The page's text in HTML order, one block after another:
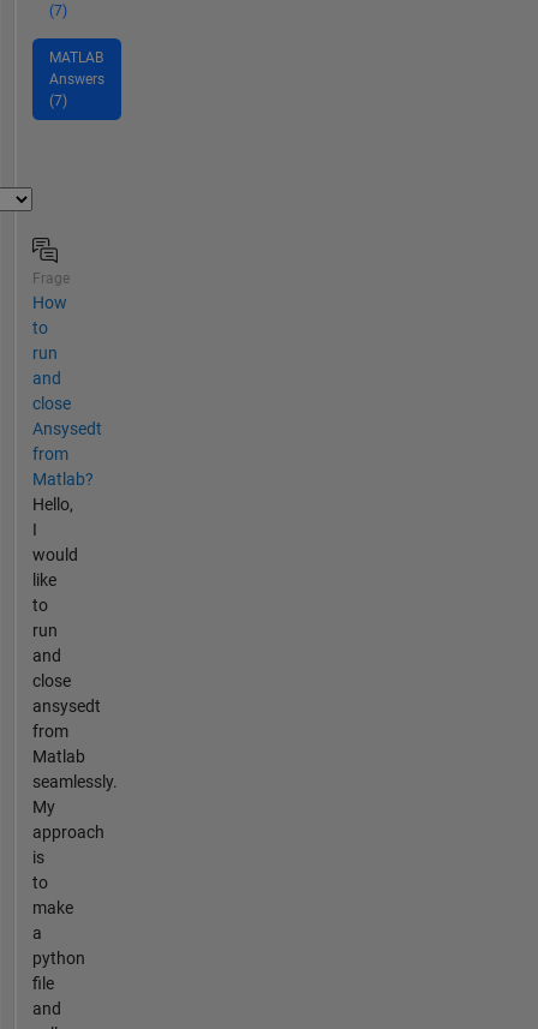
(7)
MATLAB
Answers
(7)
Frage
How
to
run
and
close
Ansysedt
from
Matlab?
Hello,
I
would
like
to
run
and
close
ansysedt
from
Matlab
seamlessly.
My
approach
is
to
make
a
python
file
and